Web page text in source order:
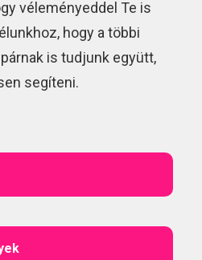
véleményeddel Te is
hogy a többi
is tudjunk együtt,
segíteni.